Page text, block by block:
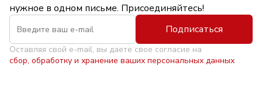
нужное в одном письме. Присоединяйтесь!
Подписаться
Оставляя свой e-mail, вы даете свое согласие на
сбор, обработку и хранение ваших персональных данных